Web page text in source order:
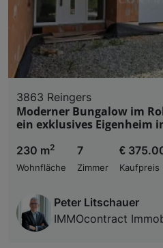
3863 Reingers
Moderner Bungalow im
ein exklusives Eigenheim
230 m2
Wohnfläche
7
Zimmer
€
Kaufpreis
Peter Litschauer
IMMOcontract